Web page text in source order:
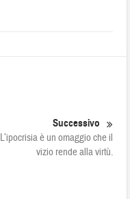
Successivo
L’ipocrisia è un omaggio che il
vizio rende alla virtù.